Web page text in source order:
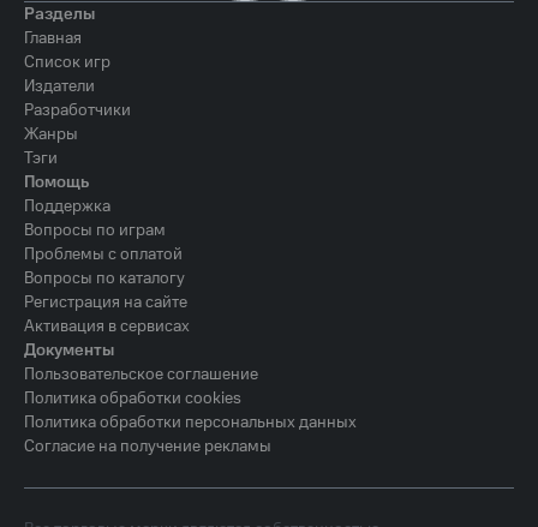
Разделы
Главная
Список игр
Издатели
Разработчики
Жанры
Тэги
Помощь
Поддержка
Вопросы по играм
Проблемы с оплатой
Вопросы по каталогу
Регистрация на сайте
Активация в сервисах
Документы
Пользовательское соглашение
Политика обработки cookies
Политика обработки персональных данных
Согласие на получение рекламы